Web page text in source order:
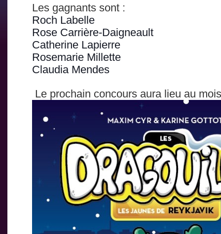
Les gagnants sont :
Roch Labelle
Rose Carrière-Daigneault
Catherine Lapierre
Rosemarie Millette
Claudia Mendes
Le prochain concours aura lieu au